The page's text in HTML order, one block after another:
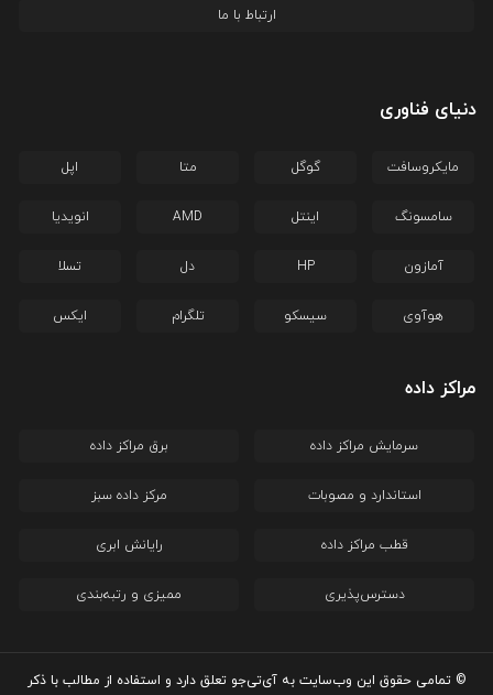
ارتباط با ما
دنیای فناوری
مایکروسافت گوگل متا اپل
سامسونگ اینتل AMD انویدیا
آمازون HP دل تسلا
هوآوی سیسکو تلگرام ایکس
مراکز داده
سرمایش مراکز داده برق مراکز داده
استاندارد و مصوبات مرکز داده سبز
قطب مراکز داده رایانش ابری
دسترس‌پذیری ممیزی و رتبه‌بندی
© تمامی حقوق این وب‌سایت به آی‌تی‌جو تعلق دارد و استفاده از مطالب با ذکر